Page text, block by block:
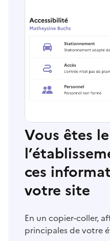
Vous êtes
ces
votre site
En un copier-coller,
principales de votre